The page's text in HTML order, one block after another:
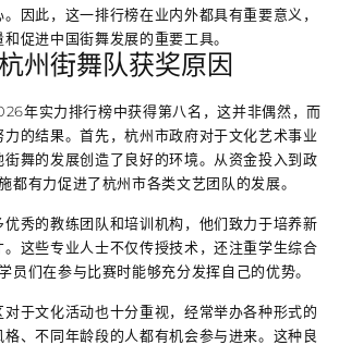
因此，这一排行榜在业内外都具有重要意义，
和促进中国街舞发展的重要工具。
州街舞队获奖原因
年实力排行榜中获得第八名，这并非偶然，而
的结果。首先，杭州市政府对于文化艺术事业
街舞的发展创造了良好的环境。从资金投入到政
都有力促进了杭州市各类文艺团队的发展。
秀的教练团队和培训机构，他们致力于培养新
这些专业人士不仅传授技术，还注重学生综合
员们在参与比赛时能够充分发挥自己的优势。
于文化活动也十分重视，经常举办各种形式的
、不同年龄段的人都有机会参与进来。这种良